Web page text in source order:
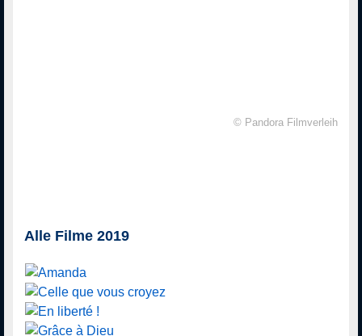
© Pandora Filmverleih
Alle Filme 2019